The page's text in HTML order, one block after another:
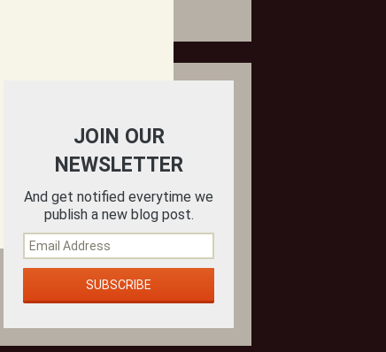
JOIN OUR
NEWSLETTER
And get notified everytime we
publish a new blog post.